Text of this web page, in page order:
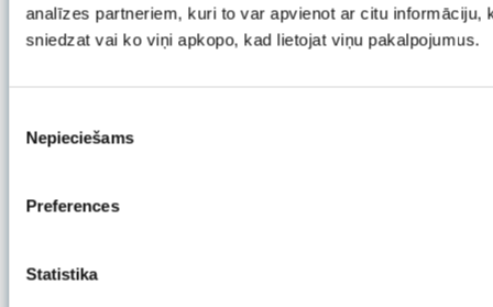
analīzes partneriem, kuri to var apvienot ar citu informāciju,
sniedzat vai ko viņi apkopo, kad lietojat viņu pakalpojumus.
izvēle
Nepieciešams
Preferences
Statistika